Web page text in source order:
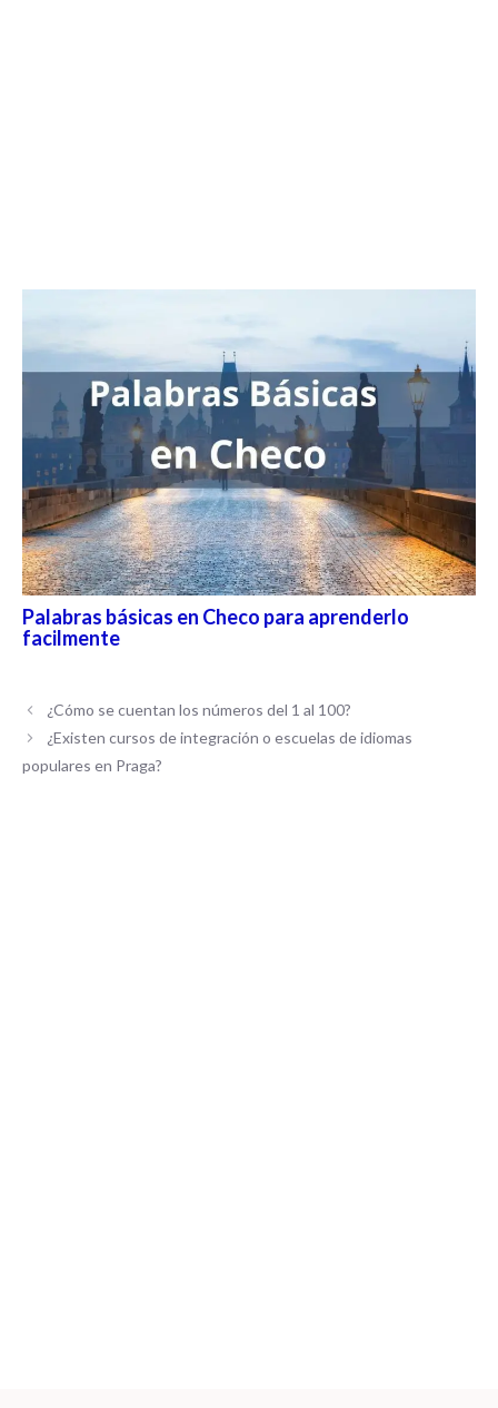
Palabras básicas en Checo para aprenderlo
facilmente
¿Cómo se cuentan los números del 1 al 100?
¿Existen cursos de integración o escuelas de idiomas
populares en Praga?